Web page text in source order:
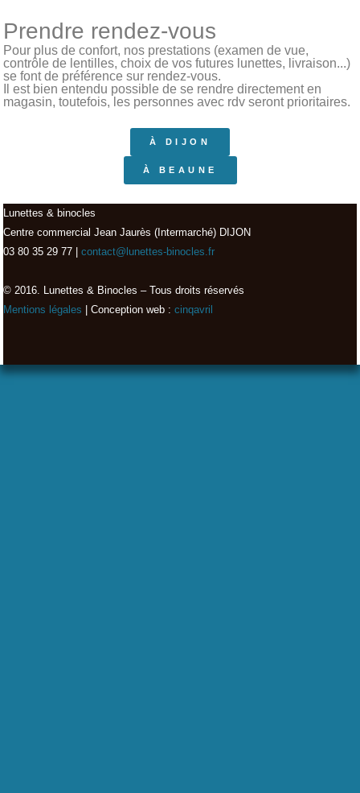
Prendre rendez-vous
Pour plus de confort, nos prestations (examen de vue,
contrôle de lentilles, choix de vos futures lunettes, livraison...)
se font de préférence sur rendez-vous.
Il est bien entendu possible de se rendre directement en
magasin, toutefois, les personnes avec rdv seront prioritaires.
À DIJON
À BEAUNE
Lunettes & binocles
Centre commercial Jean Jaurès (Intermarché) DIJON
03 80 35 29 77 |
contact@lunettes-binocles.fr
© 2016. Lunettes & Binocles – Tous droits réservés​
Mentions légales | Conception web : cinqavril